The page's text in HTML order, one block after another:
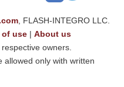
, FLASH-INTEGRO LLC.
of use| About us
owners.
allowed only with written